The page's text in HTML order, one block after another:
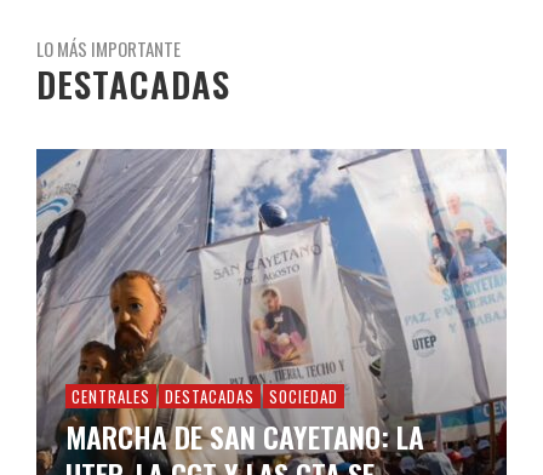
LO MÁS IMPORTANTE
DESTACADAS
CENTRALES DESTACADAS SOCIEDAD
MARCHA DE SAN CAYETANO: LA